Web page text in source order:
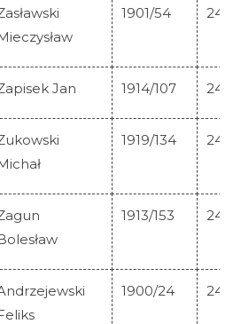
1901/54
Jan 1914/107
1919/134
1913/153
1900/24